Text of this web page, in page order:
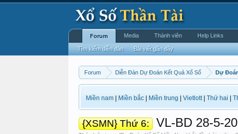
Forum Diễn Đàn Dự Đoán Kết Quả Xổ Số Dự
Miền nam Miền bắc Miền trung Vietlott| Thứ hai
{XSMN} Thứ 6: VL-BD 28-5-
Forum
Tìm kiếm diễn đàn Bài viết gần đây
Media Thành viên Help Links